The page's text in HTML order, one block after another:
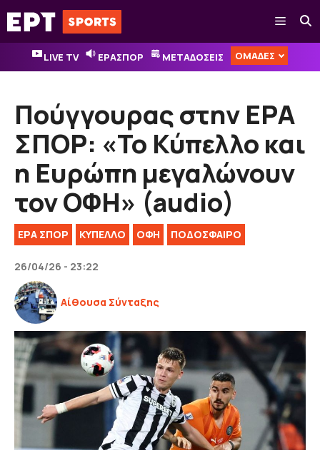
Μετάβαση
σε
περιεχόμενο
Μενού
LIVE TV ΕΡΑΣΠΟΡ ΜΕΤΑΔΟΣΕΙΣ ΟΜΑΔΕΣ
Πούγγουρας στην ΕΡΑ
ΣΠΟΡ: «Το Κύπελλο και
η Ευρώπη μεγαλώνουν
τον ΟΦΗ» (audio)
ΕΡΑ ΣΠΟΡ ΚΎΠΕΛΛΟ ΟΦΗ ΠΟΔΟΣΦΑΙΡΟ
26/04/26 - 23:22
Αίθουσα Σύνταξης